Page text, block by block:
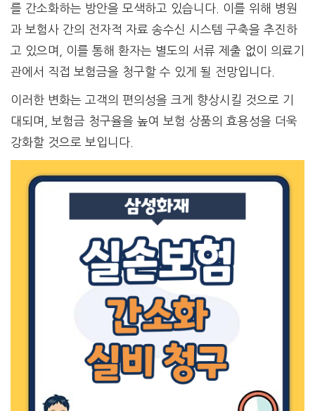
를 간소화하는 방안을 모색하고 있습니다. 이를 위해 병원
과 보험사 간의 전자적 자료 송수신 시스템 구축을 추진하
고 있으며, 이를 통해 환자는 별도의 서류 제출 없이 의료기
관에서 직접 보험금을 청구할 수 있게 될 전망입니다.
이러한 변화는 고객의 편의성을 크게 향상시킬 것으로 기
대되며, 보험금 청구율을 높여 보험 상품의 효용성을 더욱
강화할 것으로 보입니다.